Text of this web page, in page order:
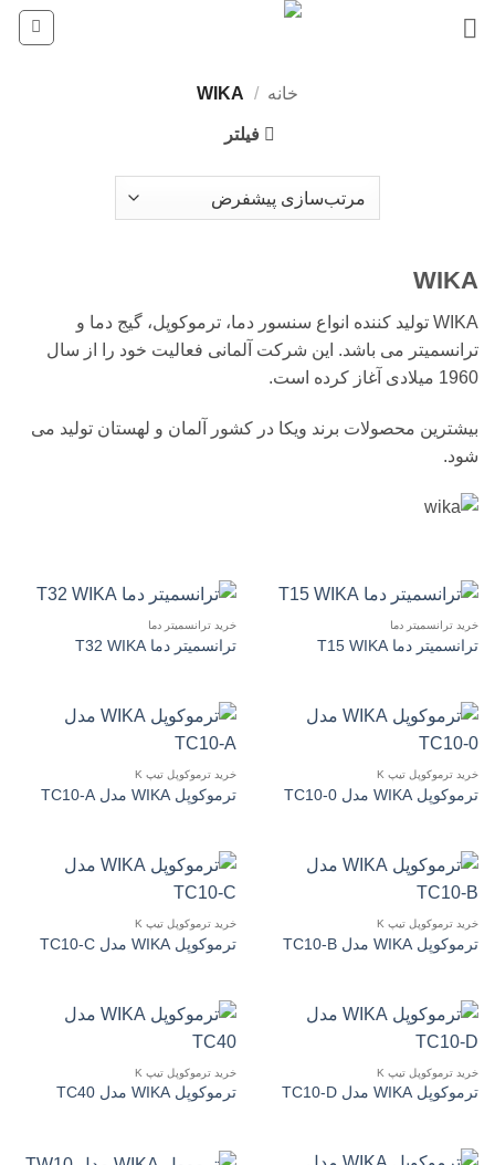
خانه /
فیلتر
WIKA
WIKA تولید کننده انواع سنسور دما، ترموکوپل، گیج دما و
ترانسمیتر می باشد. این شرکت آلمانی فعالیت خود را از سال
1960 میلادی آغاز کرده است.
بیشترین محصولات برند ویکا در کشور آلمان و لهستان تولید می
شود.
خرید ترانسمیتر دما
ترانسمیتر دما T15 WIKA
خرید ترانسمیتر دما
ترانسمیتر دما T32 WIKA
خرید ترموکوپل تیپ K
ترموکوپل WIKA مدل TC10-0
خرید ترموکوپل تیپ K
ترموکوپل WIKA مدل TC10-A
خرید ترموکوپل تیپ K
ترموکوپل WIKA مدل TC10-B
خرید ترموکوپل تیپ K
ترموکوپل WIKA مدل TC10-C
خرید ترموکوپل تیپ K
ترموکوپل WIKA مدل TC10-D
خرید ترموکوپل تیپ K
ترموکوپل WIKA مدل TC40